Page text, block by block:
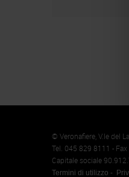
Memento
© Veronafiere, V.le del
Tel. 045 829 8111 -
Capitale sociale
Termini di utilizzo